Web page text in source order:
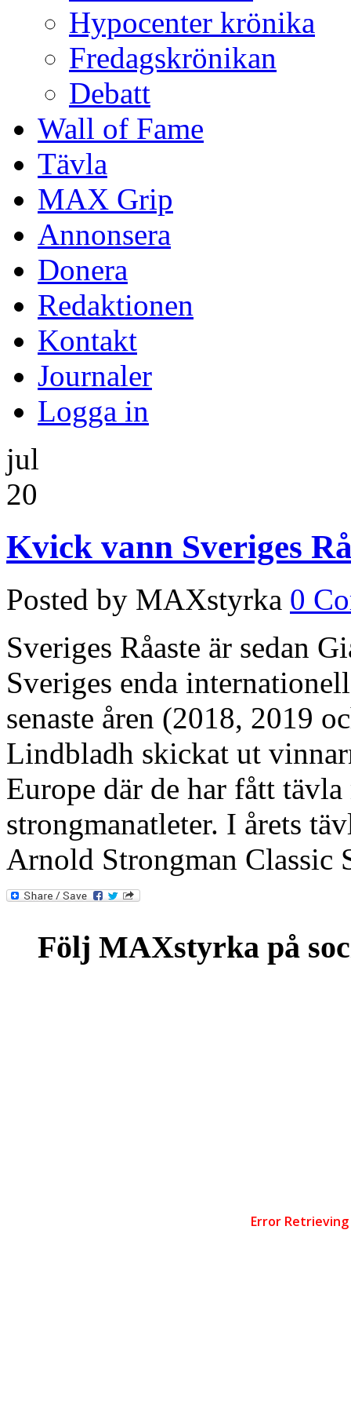
Hypocenter krönika
Fredagskrönikan
Debatt
Wall of Fame
Tävla
MAX Grip
Annonsera
Donera
Redaktionen
Kontakt
Journaler
Logga in
jul
20
Kvick vann Sveriges
Posted by MAXstyrka 0
Sveriges Råaste är sedan
Sveriges enda
senaste åren (2018, 2019
Lindbladh skickat ut
Europe där de har fått
strongmanatleter. I årets
Arnold Strongman
Följ MAXstyrka på